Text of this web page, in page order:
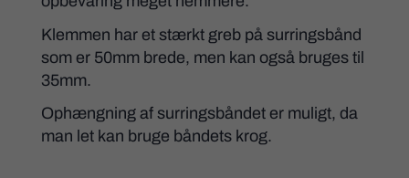
Klemmen har et stærkt greb på surringsbånd
som er 50mm brede, men kan også bruges til
35mm.
Ophængning af surringsbåndet er muligt, da
man let kan bruge båndets krog.